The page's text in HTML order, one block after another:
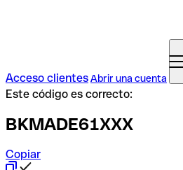
Acceso clientesAbrir una cuenta
Este código es correcto:
BKMADE61XXX
Copiar